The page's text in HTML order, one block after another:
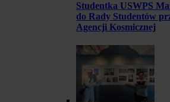
Studentka USWPS
do Rady Studentów
Agencji Kosmicznej